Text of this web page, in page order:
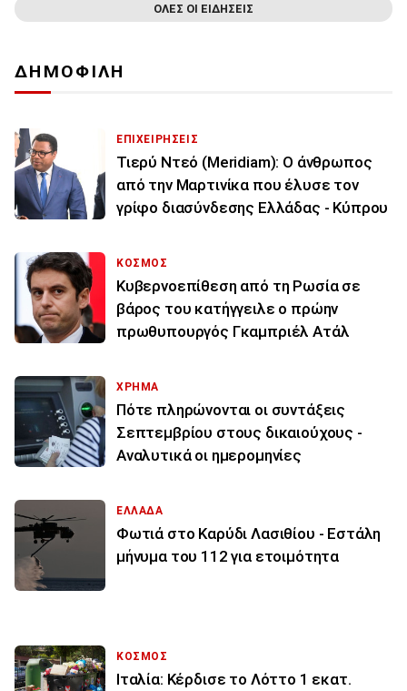
ΟΛΕΣ ΟΙ ΕΙΔΗΣΕΙΣ
ΔΗΜΟΦΙΛΗ
ΕΠΙΧΕΙΡΗΣΕΙΣ
Τιερύ Ντεό (Meridiam): Ο άνθρωπος
από την Μαρτινίκα που έλυσε τον
γρίφο διασύνδεσης Ελλάδας - Κύπρου
ΚΟΣΜΟΣ
Κυβερνοεπίθεση από τη Ρωσία σε
βάρος του κατήγγειλε ο πρώην
πρωθυπουργός Γκαμπριέλ Ατάλ
ΧΡΗΜΑ
Πότε πληρώνονται οι συντάξεις
Σεπτεμβρίου στους δικαιούχους -
Αναλυτικά οι ημερομηνίες
ΕΛΛΑΔΑ
Φωτιά στο Καρύδι Λασιθίου - Εστάλη
μήνυμα του 112 για ετοιμότητα
ΚΟΣΜΟΣ
Ιταλία: Κέρδισε το Λόττο 1 εκατ.